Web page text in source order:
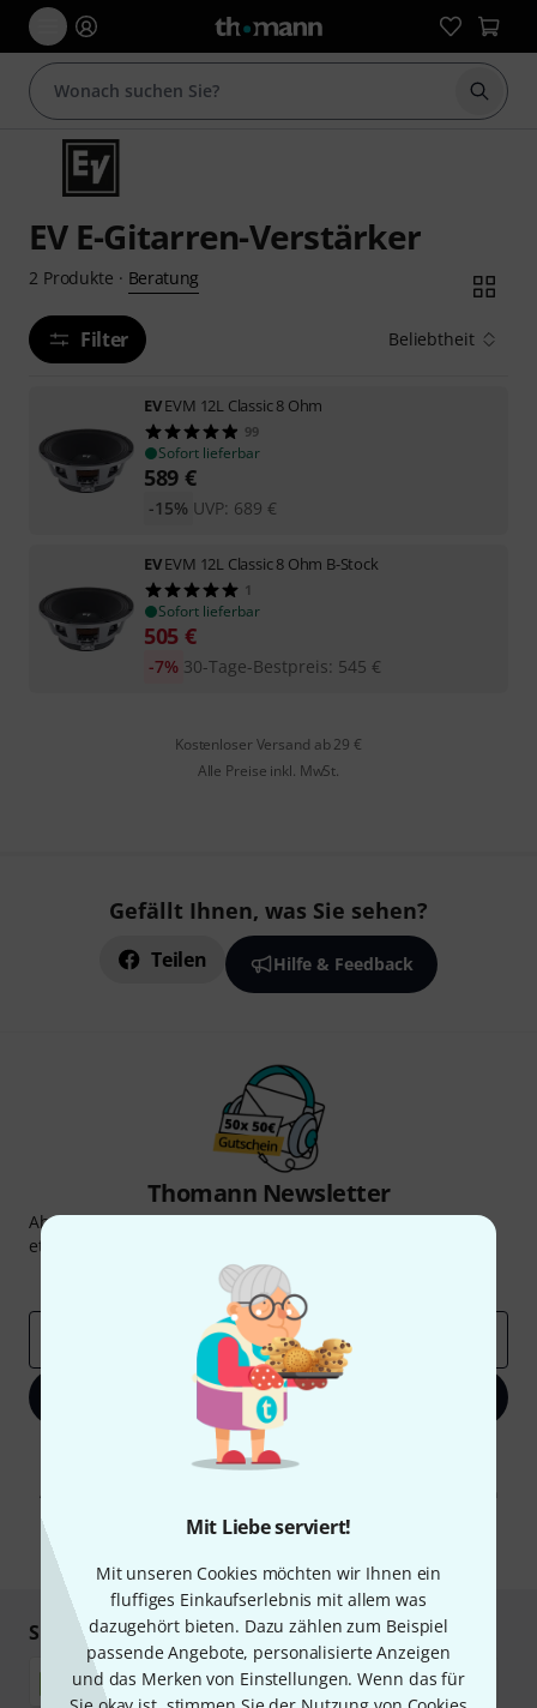
Mit Liebe serviert!
Mit unseren Cookies möchten wir Ihnen ein
fluffiges Einkaufserlebnis mit allem was
dazugehört bieten. Dazu zählen zum Beispiel
passende Angebote, personalisierte Anzeigen
und das Merken von Einstellungen. Wenn das für
Suche
EV E-Gitarren-Verstärker
2 Produkte · Beratung
Filter Beliebtheit
EVEVM 12L Classic 8 Ohm
99
Sofort lieferbar
589 €
UVP: 689 €
-15%
EVEVM 12L Classic 8 Ohm B-Stock
1
Sofort lieferbar
505 €
30-Tage-Bestpreis: 545 €
-7%
Kostenloser Versand ab 29 €
Alle Preise inkl. MwSt.
Gefällt Ihnen, was Sie sehen?
Teilen Hilfe & Feedback
Thomann Newsletter
Abonniere den Thomann Newsletter und gewinne mit
etwas Glück einen von
Inspirierende Beiträge
Deals
Jetzt anmelden
Mit Klick auf „Jetzt anmelden“ stimmen Sie dem Erhalt von E-Mail-
Werbung und einer Messung des E-Mail-Nutzungsverhaltens zu. Die
Abmeldung ist jederzeit möglich. Weitere Informationen finden Sie in
Sicher einkaufen & bezahlen